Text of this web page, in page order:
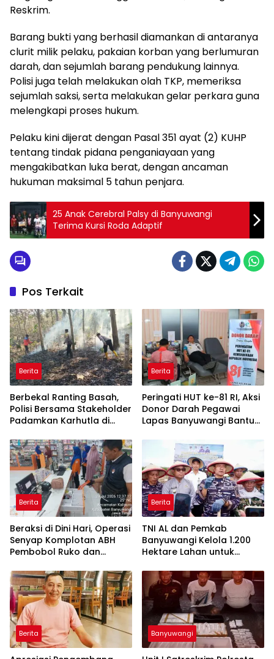
Reskrim.
Barang bukti yang berhasil diamankan di antaranya
clurit milik pelaku, pakaian korban yang berlumuran
darah, dan sejumlah barang pendukung lainnya.
Polisi juga telah melakukan olah TKP, memeriksa
sejumlah saksi, serta melakukan gelar perkara guna
melengkapi proses hukum.
Pelaku kini dijerat dengan Pasal 351 ayat (2) KUHP
tentang tindak pidana penganiayaan yang
mengakibatkan luka berat, dengan ancaman
hukuman maksimal 5 tahun penjara.
25 Anak Cerebral Palsy di Banyuwangi
Terima Kursi Roda Adaptif
Pos Terkait
Berita
Berbekal Ranting Basah,
Polisi Bersama Stakeholder
Padamkan Karhutla di
Trenggalek
Berita
Peringati HUT ke-81 RI, Aksi
Donor Darah Pegawai
Lapas Banyuwangi Bantu
Berita
Beraksi di Dini Hari, Operasi
Senyap Komplotan ABH
Pembobol Ruko dan
Macan Blambangan
Berita
TNI AL dan Pemkab
Banyuwangi Kelola 1.200
Hektare Lahan untuk
Nasional
Berita Banyuwangi